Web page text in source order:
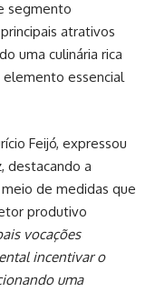
segmento
atrativos
uma culinária rica
essencial
Feijó, expressou
destacando a
de medidas que
produtivo
vocações
incentivar o
uma